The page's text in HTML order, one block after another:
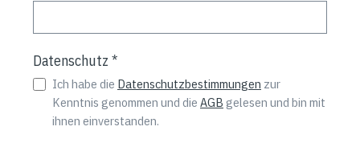
Datenschutz *
Ich habe die Datenschutzbestimmungen zur
Kenntnis genommen und die AGB gelesen und bin mit
ihnen einverstanden.